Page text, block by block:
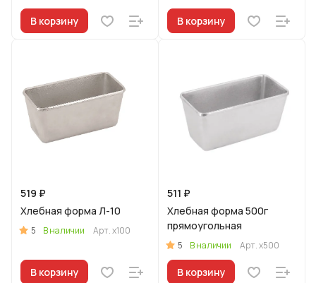
В корзину В корзину
519 ₽
Хлебная форма Л-10
5 В наличии Арт.х100
В корзину
511 ₽
Хлебная форма 500г
прямоугольная
5 В наличии Арт.х500
В корзину